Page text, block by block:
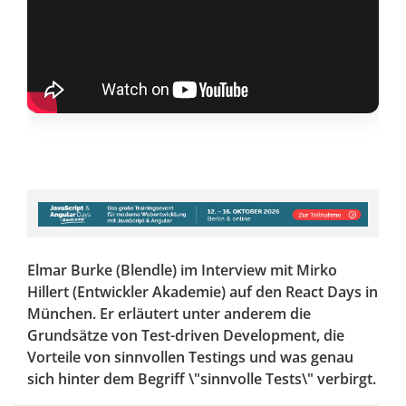
Elmar Burke (Blendle) im Interview mit Mirko
Hillert (Entwickler Akademie) auf den React Days in
München. Er erläutert unter anderem die
Grundsätze von Test-driven Development, die
Vorteile von sinnvollen Testings und was genau
sich hinter dem Begriff \"sinnvolle Tests\" verbirgt.